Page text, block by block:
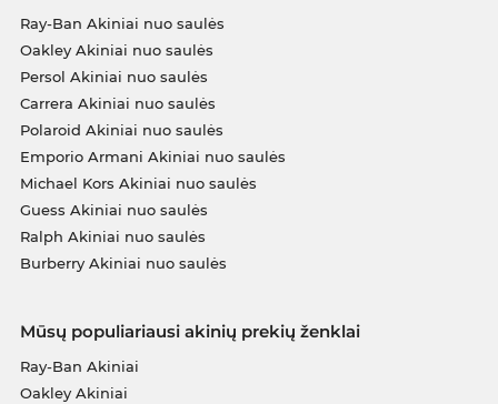
Ray-Ban Akiniai nuo saulės
Oakley Akiniai nuo saulės
Persol Akiniai nuo saulės
Carrera Akiniai nuo saulės
Polaroid Akiniai nuo saulės
Emporio Armani Akiniai nuo saulės
Michael Kors Akiniai nuo saulės
Guess Akiniai nuo saulės
Ralph Akiniai nuo saulės
Burberry Akiniai nuo saulės
Mūsų populiariausi akinių prekių ženklai
Ray-Ban Akiniai
Oakley Akiniai